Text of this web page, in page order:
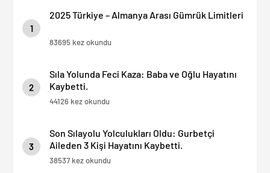
1
2025 Türkiye – Almanya Arası Gümrük Limitleri
83695 kez okundu
2
Sıla Yolunda Feci Kaza: Baba ve Oğlu Hayatını
Kaybetti.
44126 kez okundu
3
Son Sılayolu Yolculukları Oldu: Gurbetçi
Aileden 3 Kişi Hayatını Kaybetti.
38537 kez okundu